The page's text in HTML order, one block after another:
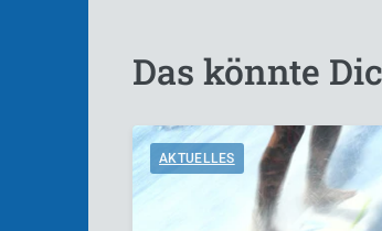
Das könnte
AKTUELLES